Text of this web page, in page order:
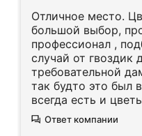
Отличное место.
большой выбор,
профессионал ,
случай от гвоздик
требовательной
так будто это был
всегда есть и
Ответ компании